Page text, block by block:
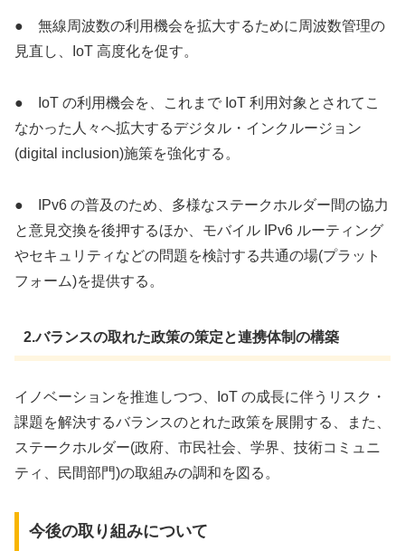
● 無線周波数の利用機会を拡大するために周波数管理の
見直し、IoT 高度化を促す。
● IoT の利用機会を、これまで IoT 利用対象とされてこ
なかった人々へ拡大するデジタル・インクルージョン
(digital inclusion)施策を強化する。
● IPv6 の普及のため、多様なステークホルダー間の協力
と意見交換を後押するほか、モバイル IPv6 ルーティング
やセキュリティなどの問題を検討する共通の場(プラット
フォーム)を提供する。
2.バランスの取れた政策の策定と連携体制の構築
イノベーションを推進しつつ、IoT の成長に伴うリスク・
課題を解決するバランスのとれた政策を展開する、また、
ステークホルダー(政府、市民社会、学界、技術コミュニ
ティ、民間部門)の取組みの調和を図る。
今後の取り組みについて